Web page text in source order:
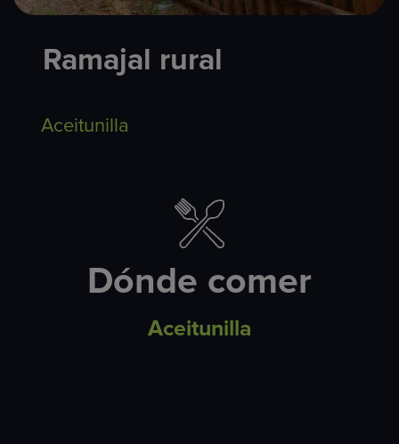
Ramajal rural
Aceitunilla
Dónde comer
Aceitunilla